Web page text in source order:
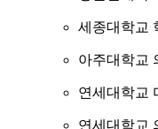
세종대학교
아주대학교
연세대학교
연세대학교